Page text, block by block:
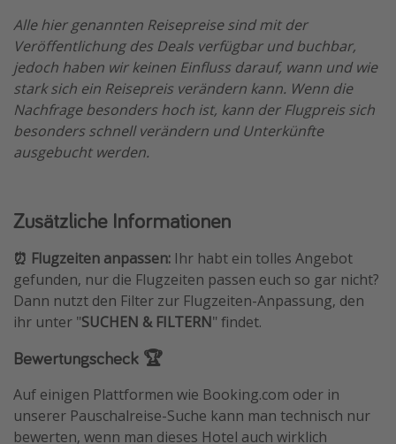
Alle hier genannten Reisepreise sind mit der
Veröffentlichung des Deals verfügbar und buchbar,
jedoch haben wir keinen Einfluss darauf, wann und wie
stark sich ein Reisepreis verändern kann. Wenn die
Nachfrage besonders hoch ist, kann der Flugpreis sich
besonders schnell verändern und Unterkünfte
ausgebucht werden.
Zusätzliche Informationen
⏰ Flugzeiten anpassen: Ihr habt ein tolles Angebot
gefunden, nur die Flugzeiten passen euch so gar nicht?
Dann nutzt den Filter zur Flugzeiten-Anpassung, den
ihr unter "SUCHEN & FILTERN" findet.
Bewertungscheck 🏆
Auf einigen Plattformen wie Booking.com oder in
unserer Pauschalreise-Suche kann man technisch nur
bewerten, wenn man dieses Hotel auch wirklich